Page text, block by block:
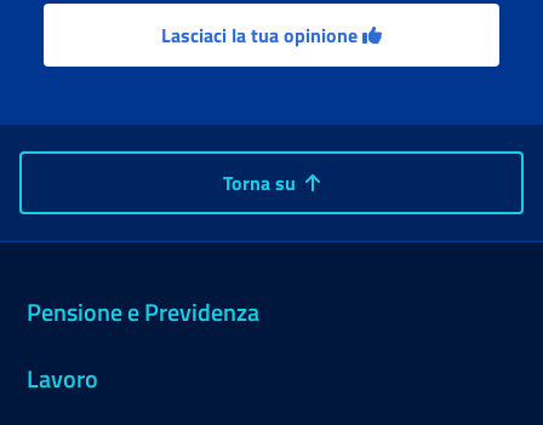
Lasciaci la tua opinione
Torna su
Pensione e Previdenza
Lavoro